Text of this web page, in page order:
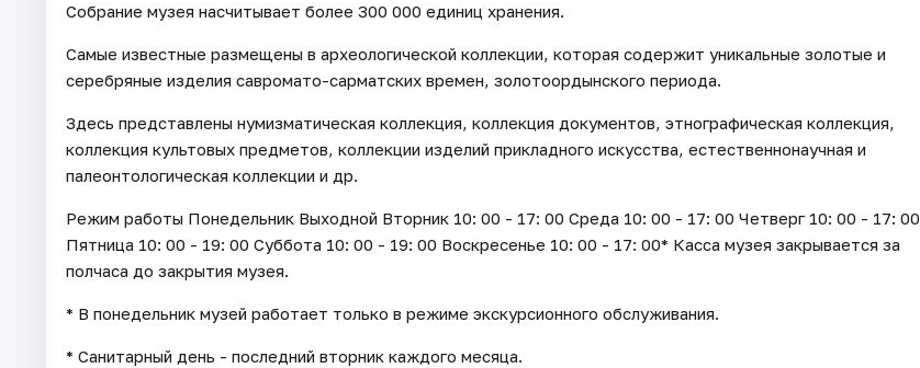
Собрание музея насчитывает более 300 000 единиц хранения.
Самые известные размещены в археологической коллекции, которая содержит уникальные золотые и
серебряные изделия савромато-сарматских времен, золотоордынского периода.
Здесь представлены нумизматическая коллекция, коллекция документов, этнографическая коллекция,
коллекция культовых предметов, коллекции изделий прикладного искусства, естественнонаучная и
палеонтологическая коллекции и др.
Режим работы Понедельник Выходной Вторник 10: 00 - 17: 00 Среда 10: 00 - 17: 00 Четверг 10: 00 - 17: 00
Пятница 10: 00 - 19: 00 Суббота 10: 00 - 19: 00 Воскресенье 10: 00 - 17: 00* Касса музея закрывается за
полчаса до закрытия музея.
* В понедельник музей работает только в режиме экскурсионного обслуживания.
* Санитарный день - последний вторник каждого месяца.